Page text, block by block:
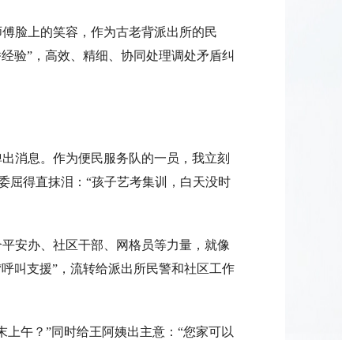
脸上的笑容，作为古老背派出所的民
验”，高效、精细、协同处理调处矛盾纠
消息。作为便民服务队的一员，我立刻
屈得直抹泪：“孩子艺考集训，白天没时
安办、社区干部、网格员等力量，就像
叫支援”，流转给派出所民警和社区工作
午？”同时给王阿姨出主意：“您家可以